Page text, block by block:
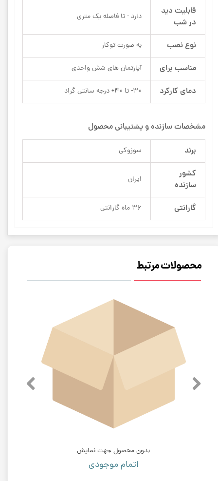
قابلیت دید
در شب
دارد - تا فاصله یک متری
نوع نصب به صورت توکار
مناسب برای آپارتمان های شش واحدی
دمای کارکرد 30- تا 40+ درجه سانتی گراد
مشخصات سازنده و پشتیبانی محصول
برند سوزوکی
کشور
سازنده
ایران
گارانتی 36 ماه گارانتی
محصولات مرتبط
بدون محصول جهت نمایش
اتمام موجودی